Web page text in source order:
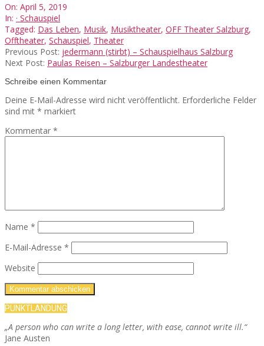
2019-
04-
05
On: April 5, 2019
In: · Schauspiel
Tagged: Das Leben, Musik, Musiktheater, OFF Theater Salzburg,
Offtheater, Schauspiel, Theater
Previous Post: jedermann (stirbt) – Schauspielhaus Salzburg
Next Post: Paulas Reisen – Salzburger Landestheater
Schreibe einen Kommentar
Deine E-Mail-Adresse wird nicht veröffentlicht. Erforderliche Felder
sind mit * markiert
Kommentar *
Name *
E-Mail-Adresse *
Website
PUNKTLANDUNG
„A person who can write a long letter, with ease, cannot write ill.“
Jane Austen